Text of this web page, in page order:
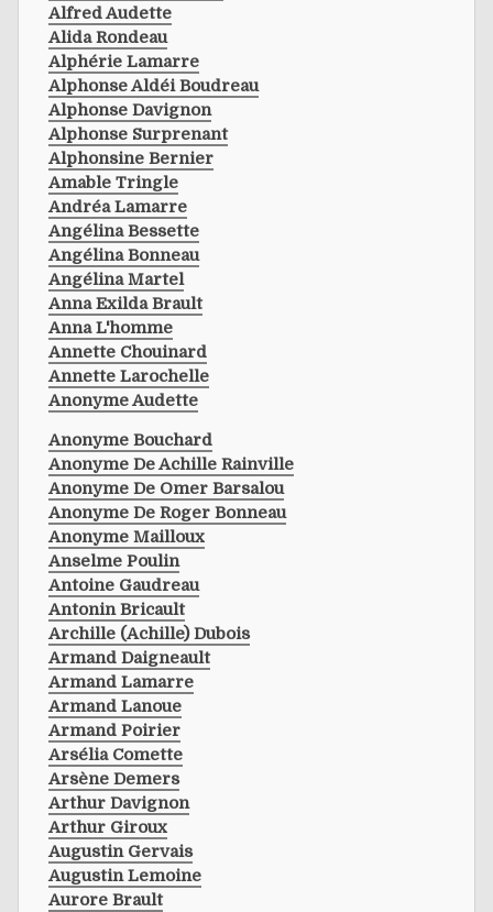
Alfred Audette
Alida Rondeau
Alphérie Lamarre
Alphonse Aldéi Boudreau
Alphonse Davignon
Alphonse Surprenant
Alphonsine Bernier
Amable Tringle
Andréa Lamarre
Angélina Bessette
Angélina Bonneau
Angélina Martel
Anna Exilda Brault
Anna L'homme
Annette Chouinard
Annette Larochelle
Anonyme Audette
Anonyme Bouchard
Anonyme De Achille Rainville
Anonyme De Omer Barsalou
Anonyme De Roger Bonneau
Anonyme Mailloux
Anselme Poulin
Antoine Gaudreau
Antonin Bricault
Archille (achille) Dubois
Armand Daigneault
Armand Lamarre
Armand Lanoue
Armand Poirier
Arsélia Comette
Arsène Demers
Arthur Davignon
Arthur Giroux
Augustin Gervais
Augustin Lemoine
Aurore Brault